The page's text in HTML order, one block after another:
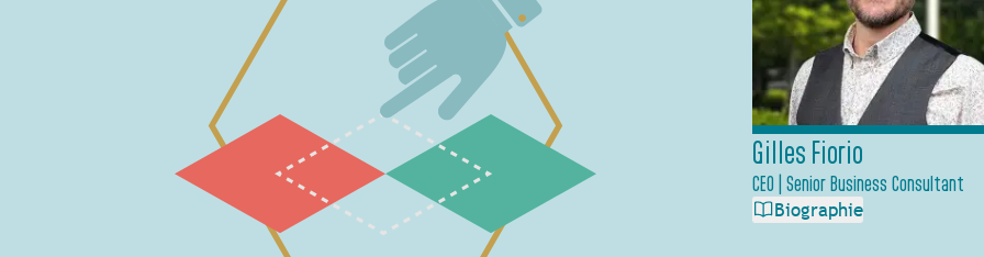
Gilles Fiorio
CEO | Senior Business Consultant
Biographie